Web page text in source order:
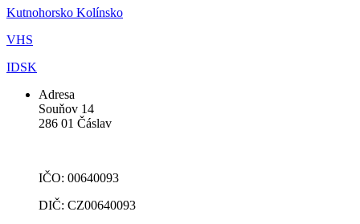
Kutnohorsko Kolínsko
VHS
IDSK
Adresa
Souňov 14
286 01 Čáslav
IČO: 00640093
DIČ: CZ00640093